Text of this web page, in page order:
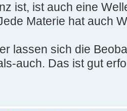
ist, ist auch eine
Materie hat auch
lassen sich die
auch. Das ist gut